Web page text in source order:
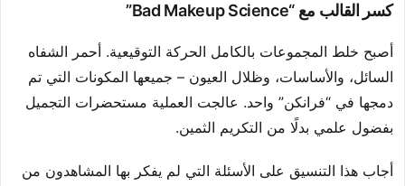
كسر القالب مع “Bad Makeup Science”
أصبح خلط المجموعات بالكامل الحركة التوقيعية. أحمر الشفاه
السائل، والأساسات، وظلال العيون – جميعها المكونات التي تم
دمجها في “فرانكن” واحد. عالجت العملية مستحضرات التجميل
بفضول علمي بدلًا من التكريم الثمين.
أجاب هذا التنسيق على الأسئلة التي لم يفكر بها المشاهدون من